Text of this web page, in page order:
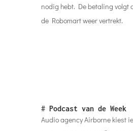
nodig hebt. De betaling volgt
de Robomart weer vertrekt.
# Podcast van de Week
Audio agency Airborne kiest